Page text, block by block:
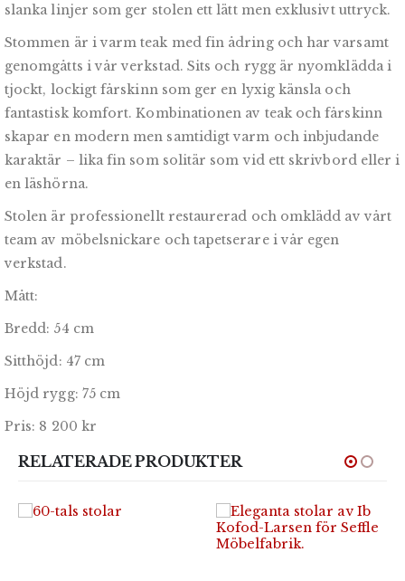
slanka linjer som ger stolen ett lätt men exklusivt uttryck.
Stommen är i varm teak med fin ådring och har varsamt
genomgåtts i vår verkstad. Sits och rygg är nyomklädda i
tjockt, lockigt fårskinn som ger en lyxig känsla och
fantastisk komfort. Kombinationen av teak och fårskinn
skapar en modern men samtidigt varm och inbjudande
karaktär – lika fin som solitär som vid ett skrivbord eller i
en läshörna.
Stolen är professionellt restaurerad och omklädd av vårt
team av möbelsnickare och tapetserare i vår egen
verkstad.
Mått:
Bredd: 54 cm
Sitthöjd: 47 cm
Höjd rygg: 75 cm
Pris: 8 200 kr
RELATERADE PRODUKTER